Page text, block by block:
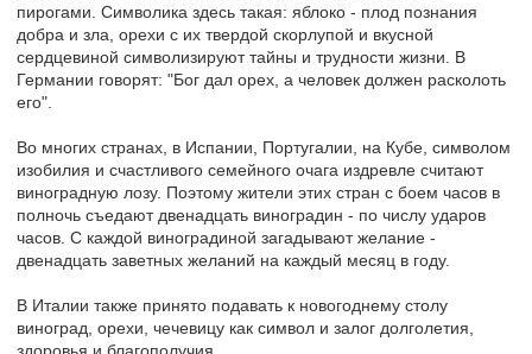
пирогами. Символика здесь такая: яблоко - плод познания
добра и зла, орехи с их твердой скорлупой и вкусной
сердцевиной символизируют тайны и трудности жизни. В
Германии говорят: "Бог дал орех, а человек должен расколоть
его".
Во многих странах, в Испании, Португалии, на Кубе, символом
изобилия и счастливого семейного очага издревле считают
виноградную лозу. Поэтому жители этих стран с боем часов в
полночь съедают двенадцать виноградин - по числу ударов
часов. С каждой виноградиной загадывают желание -
двенадцать заветных желаний на каждый месяц в году.
В Италии также принято подавать к новогоднему столу
виноград, орехи, чечевицу как символ и залог долголетия,